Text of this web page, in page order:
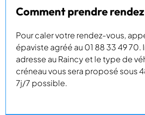
Comment prendre
Pour caler votre rendez-vous,
épaviste agréé au 01 88 33 49 70.
adresse au Raincy et le type de
créneau vous sera proposé sous
7j/7 possible.